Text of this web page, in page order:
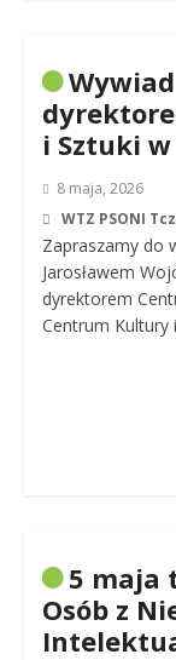
i Sztuki
8 maja, 2026
WTZ PSONI
Zapraszamy do
Jarosławem
dyrektorem
Centrum Kultury
5 maja
Osób z